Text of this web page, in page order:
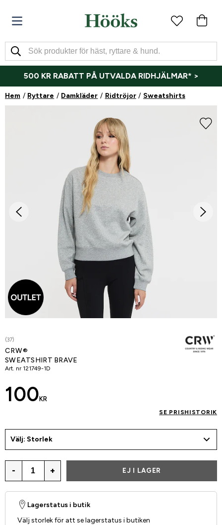
500 KR RABATT PÅ UTVALDA RIDHJÄLMAR* >
Hem Ryttare Damkläder Ridtröjor Sweatshirts
(37)
CRW®
SWEATSHIRT BRAVE
Art. nr 121749-1D
100 KR
SE PRISHISTORIK
Välj: Storlek
- + EJ I LAGER
Lagerstatus i butik
Välj storlek för att se lagerstatus i butiken